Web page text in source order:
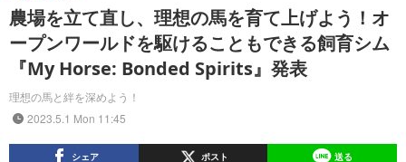
農場を立て直し、理想の馬を育て上げよう！オ
ープンワールドを駆けることもできる飼育シム
『My Horse: Bonded Spirits』発表
理想の馬と絆を深めよう！
2023.5.1 Mon 11:45
シェア ポスト 送る